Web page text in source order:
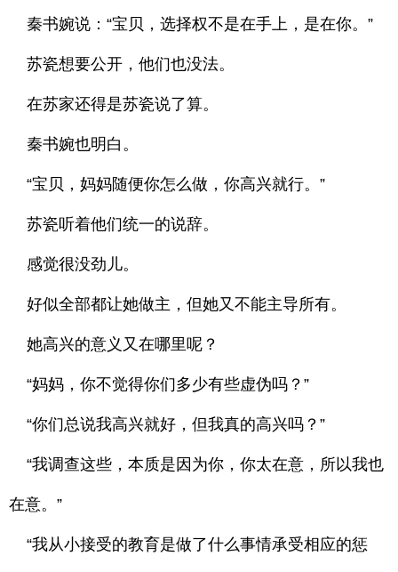
秦书婉说：“宝贝，选择权不是在手上，是在你。”
苏瓷想要公开，他们也没法。
在苏家还得是苏瓷说了算。
秦书婉也明白。
“宝贝，妈妈随便你怎么做，你高兴就行。”
苏瓷听着他们统一的说辞。
感觉很没劲儿。
好似全部都让她做主，但她又不能主导所有。
她高兴的意义又在哪里呢？
“妈妈，你不觉得你们多少有些虚伪吗？”
“你们总说我高兴就好，但我真的高兴吗？”
“我调查这些，本质是因为你，你太在意，所以我也
在意。”
“我从小接受的教育是做了什么事情承受相应的惩